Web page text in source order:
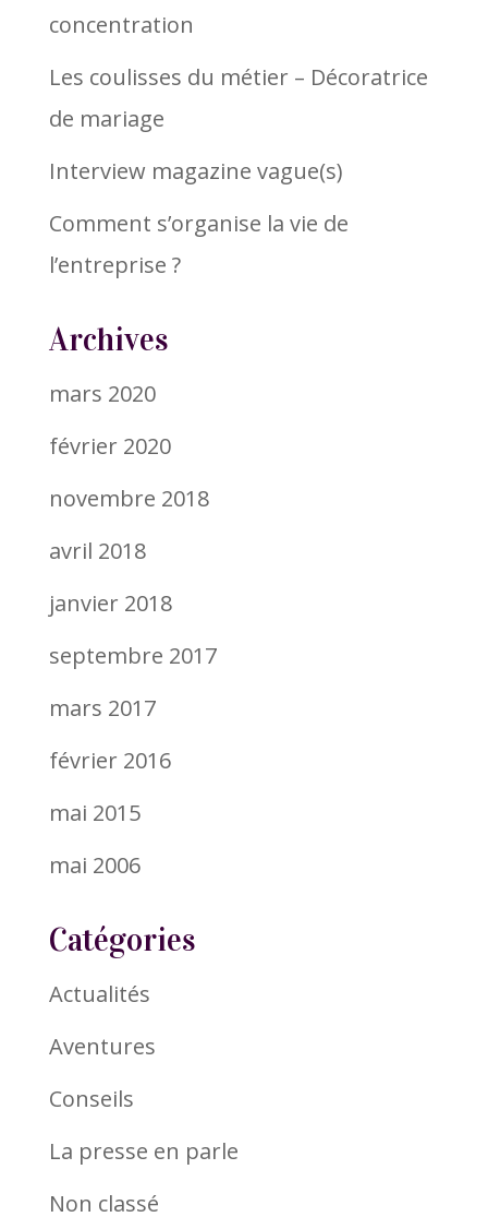
concentration
Les coulisses du métier – Décoratrice
de mariage
Interview magazine vague(s)
Comment s’organise la vie de
l’entreprise ?
Archives
mars 2020
février 2020
novembre 2018
avril 2018
janvier 2018
septembre 2017
mars 2017
février 2016
mai 2015
mai 2006
Catégories
Actualités
Aventures
Conseils
La presse en parle
Non classé